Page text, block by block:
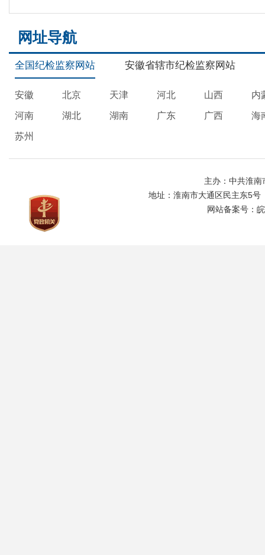
网址导航
全国纪检监察网站 安徽省辖市纪检监察网站
安徽 北京 天津 河北 山西 内
河南 湖北 湖南 广东 广西 海
苏州
主办：中共淮
地址：淮南市大通区民主东5号
网站备案号：